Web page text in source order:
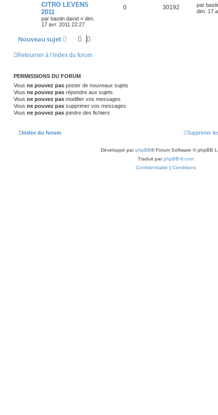
CITRO LEVENS
2011
par bastin david » dim.
17 avr. 2011 22:27
0 30192 par
dim. 17
Nouveau sujet
Retourner à l’index du forum
PERMISSIONS DU FORUM
Vous ne pouvez pas poster de nouveaux sujets
Vous ne pouvez pas répondre aux sujets
Vous ne pouvez pas modifier vos messages
Vous ne pouvez pas supprimer vos messages
Vous ne pouvez pas joindre des fichiers
Index du forum Supprimer
Développé parphpBB® Forum Software © phpBB
Traduit parphpBB-fr.com
Confidentialité | Conditions